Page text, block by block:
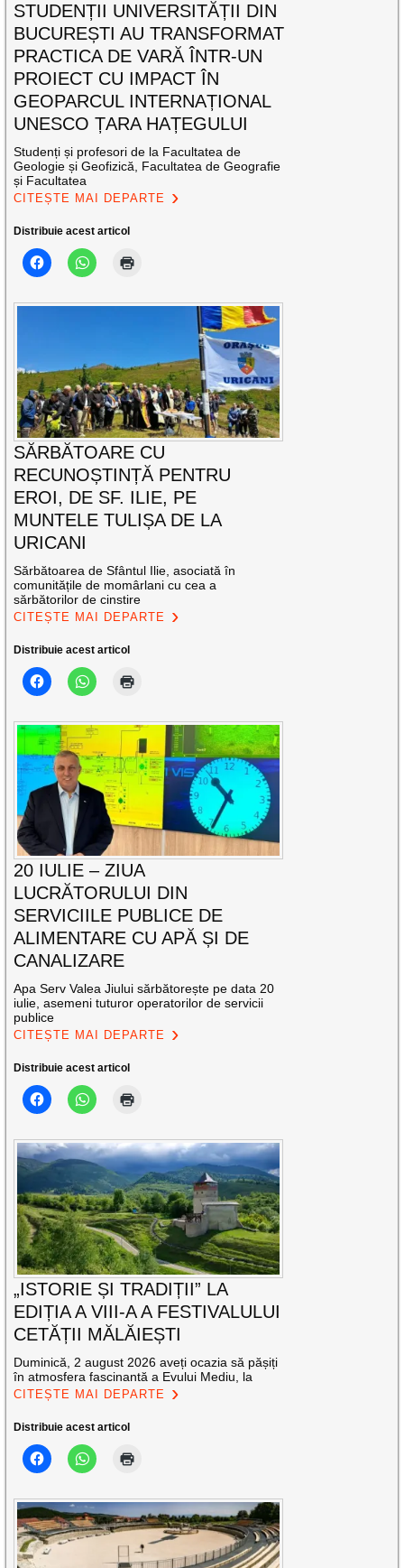
STUDENȚII UNIVERSITĂȚII DIN
BUCUREȘTI AU TRANSFORMAT
PRACTICA DE VARĂ ÎNTR-UN
PROIECT CU IMPACT ÎN
GEOPARCUL INTERNAȚIONAL
UNESCO ȚARA HAȚEGULUI
Studenți și profesori de la Facultatea de
Geologie și Geofizică, Facultatea de Geografie
și Facultatea
CITEȘTE MAI DEPARTE
Distribuie acest articol
SĂRBĂTOARE CU
RECUNOȘTINȚĂ PENTRU
EROI, DE SF. ILIE, PE
MUNTELE TULIȘA DE LA
URICANI
Sărbătoarea de Sfântul Ilie, asociată în
comunitățile de momârlani cu cea a
sărbătorilor de cinstire
CITEȘTE MAI DEPARTE
Distribuie acest articol
20 IULIE – ZIUA
LUCRĂTORULUI DIN
SERVICIILE PUBLICE DE
ALIMENTARE CU APĂ ȘI DE
CANALIZARE
Apa Serv Valea Jiului sărbătorește pe data 20
iulie, asemeni tuturor operatorilor de servicii
publice
CITEȘTE MAI DEPARTE
Distribuie acest articol
„ISTORIE ȘI TRADIȚII” LA
EDIȚIA A VIII-A A FESTIVALULUI
CETĂȚII MĂLĂIEȘTI
Duminică, 2 august 2026 aveți ocazia să pășiți
în atmosfera fascinantă a Evului Mediu, la
CITEȘTE MAI DEPARTE
Distribuie acest articol